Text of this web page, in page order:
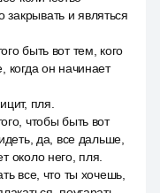
и являться
быть вот тем, кого
когда он начинает
пля.
чтобы быть вот
да, все дальше,
около него, пля.
все, что ты хочешь,